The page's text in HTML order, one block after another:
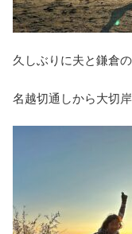
久しぶりに夫と鎌倉
名越切通しから大切